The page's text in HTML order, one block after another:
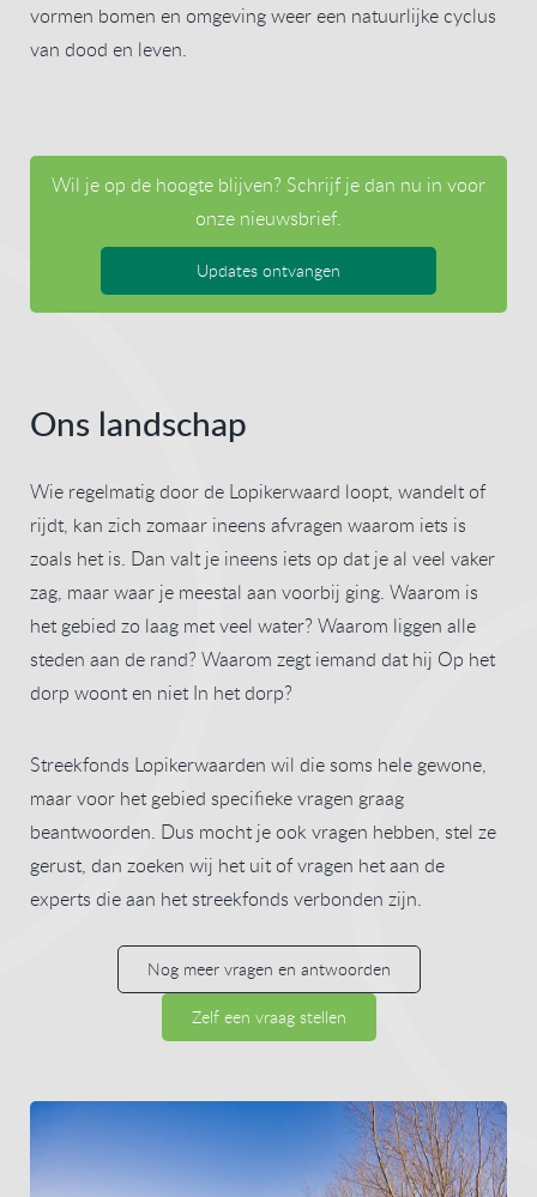
vormen bomen en omgeving weer een natuurlijke cyclus
van dood en leven.
Wil je op de hoogte blijven? Schrijf je dan nu in voor
onze nieuwsbrief.
Updates ontvangen
Ons landschap
Wie regelmatig door de Lopikerwaard loopt, wandelt of
rijdt, kan zich zomaar ineens afvragen waarom iets is
zoals het is. Dan valt je ineens iets op dat je al veel vaker
zag, maar waar je meestal aan voorbij ging. Waarom is
het gebied zo laag met veel water? Waarom liggen alle
steden aan de rand? Waarom zegt iemand dat hij Op het
dorp woont en niet In het dorp?
Streekfonds Lopikerwaarden wil die soms hele gewone,
maar voor het gebied specifieke vragen graag
beantwoorden. Dus mocht je ook vragen hebben, stel ze
gerust, dan zoeken wij het uit of vragen het aan de
experts die aan het streekfonds verbonden zijn.
Nog meer vragen en antwoorden
Zelf een vraag stellen